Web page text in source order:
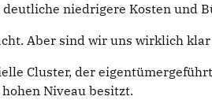
niedrigere Kosten und
Aber sind wir uns wirklich
Cluster, der
Niveau besitzt.